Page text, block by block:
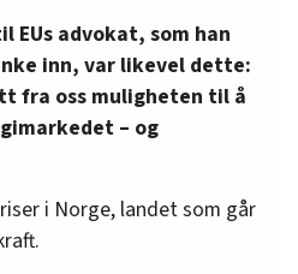
EUs advokat, som han
inn, var likevel dette:
fra oss muligheten til å
– og
i Norge, landet som går